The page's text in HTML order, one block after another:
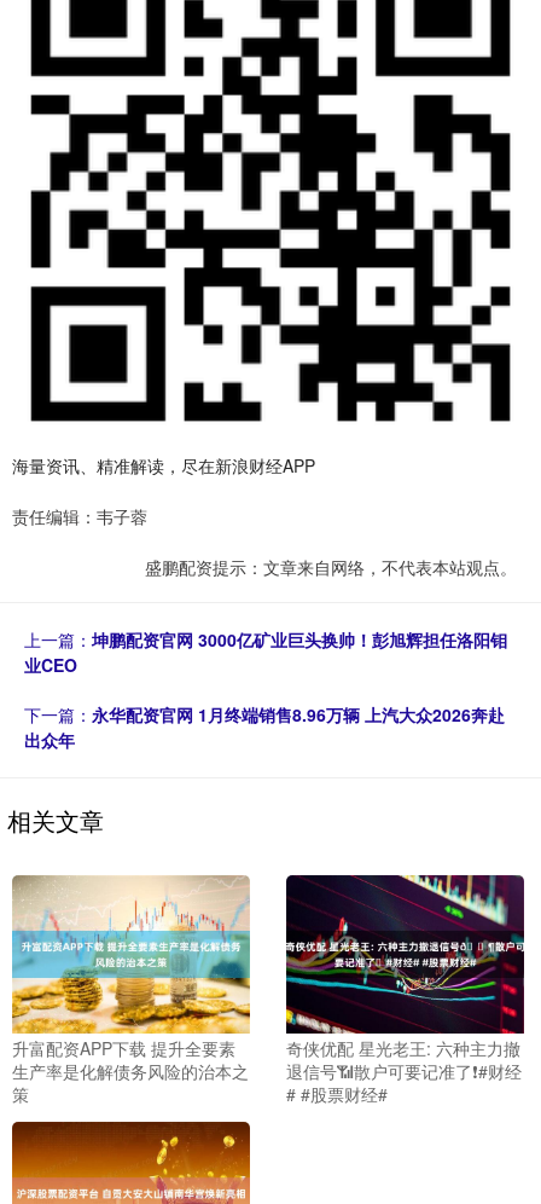
海量资讯、精准解读，尽在新浪财经APP
责任编辑：韦子蓉
盛鹏配资提示：文章来自网络，不代表本站观点。
上一篇： 坤鹏配资官网 3000亿矿业巨头换帅！彭旭辉担任洛阳钼
业CEO
下一篇： 永华配资官网 1月终端销售8.96万辆 上汽大众2026奔赴
出众年
相关文章
升富配资APP下载 提升全要素
生产率是化解债务风险的治本之
策
奇侠优配 星光老王: 六种主力撤
退信号📶散户可要记准了❗#财经
# #股票财经#